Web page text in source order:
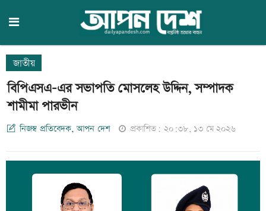
জাতীয়
বিপিএসএ-এর সভাপতি মোসলেহ উদ্দিন, সম্পাদক
শামীমা পারভীন
নিজস্ব প্রতিবেদক, আপন দেশ প্রকাশিত: ২০:৩৮, ১৩ মে ২০২৬